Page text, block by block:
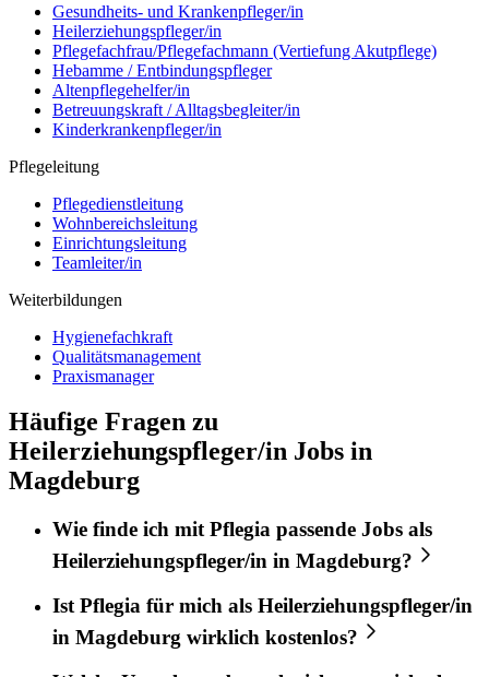
Gesundheits- und Krankenpfleger/in
Heilerziehungspfleger/in
Pflegefachfrau/Pflegefachmann (Vertiefung Akutpflege)
Hebamme / Entbindungspfleger
Altenpflegehelfer/in
Betreuungskraft / Alltagsbegleiter/in
Kinderkrankenpfleger/in
Pflegeleitung
Pflegedienstleitung
Wohnbereichsleitung
Einrichtungsleitung
Teamleiter/in
Weiterbildungen
Hygienefachkraft
Qualitätsmanagement
Praxismanager
Häufige Fragen zu
Heilerziehungspfleger/in Jobs in
Magdeburg
Wie finde ich mitPflegia passende Jobs als
Heilerziehungspfleger/in in Magdeburg?
Ist Pflegia für mich als Heilerziehungspfleger/in
in Magdeburg wirklich kostenlos?